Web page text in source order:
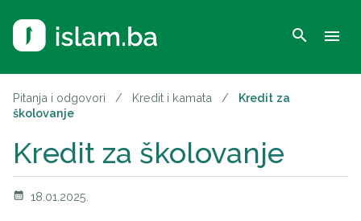
search menu
Pitanja i odgovori / Kredit i kamata /
Kredit za
školovanje
Kredit za školovanje
calendar_month 18.01.2025.